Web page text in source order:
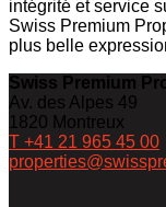
intégrité et service
Swiss Premium
plus belle
Swiss Premium
Av. des Alpes 49
1820 Montreux
T +41 21 965 45 00